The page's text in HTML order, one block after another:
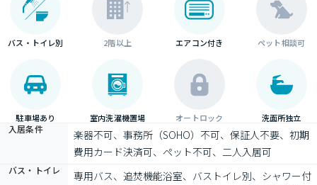
バス・トイレ別 2階以上 エアコン付き ペット相談可
駐車場あり 室内洗濯機置場 オートロック 洗面所独立
入居条件
楽器不可、事務所（SOHO）不可、保証人不要、初期
費用カード決済可、ペット不可、二人入居可
バス・トイレ
専用バス、追焚機能浴室、バストイレ別、シャワー付